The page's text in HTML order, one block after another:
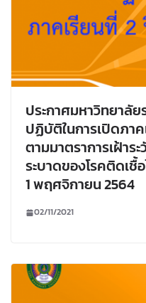
ประกาศมหาวิทยาลัย
ปฏิบัติในการเปิดภา
ตามมาตราการเฝ้าร
ระบาดของโรคติดเชื้
1 พฤศจิกายน 2564
02/11/2021